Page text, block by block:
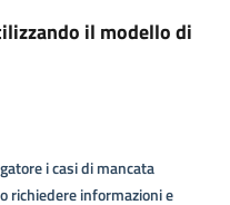
il modello di
i casi di mancata
richiedere informazioni e